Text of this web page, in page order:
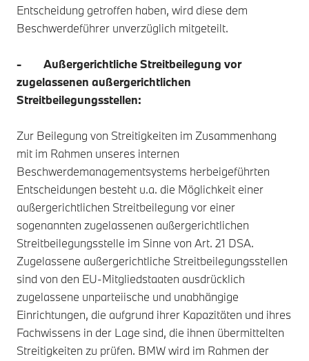
Entscheidung getroffen haben, wird diese dem
Beschwerdeführer unverzüglich mitgeteilt.
- Außergerichtliche Streitbeilegung vor
zugelassenen außergerichtlichen
Streitbeilegungsstellen:
Zur Beilegung von Streitigkeiten im Zusammenhang
mit im Rahmen unseres internen
Beschwerdemanagementsystems herbeigeführten
Entscheidungen besteht u.a. die Möglichkeit einer
außergerichtlichen Streitbeilegung vor einer
sogenannten zugelassenen außergerichtlichen
Streitbeilegungsstelle im Sinne von Art. 21 DSA.
Zugelassene außergerichtliche Streitbeilegungsstellen
sind von den EU-Mitgliedstaaten ausdrücklich
zugelassene unparteiische und unabhängige
Einrichtungen, die aufgrund ihrer Kapazitäten und ihres
Fachwissens in der Lage sind, die ihnen übermittelten
Streitigkeiten zu prüfen. BMW wird im Rahmen der